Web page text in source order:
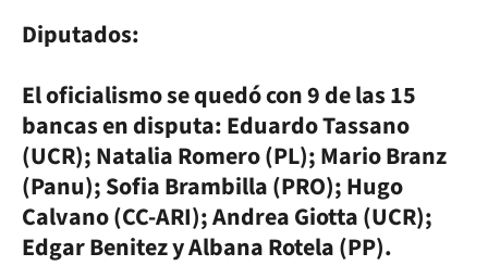
Diputados:
El oficialismo se quedó con 9 de las 15
bancas en disputa: Eduardo Tassano
(UCR); Natalia Romero (PL); Mario Branz
(Panu); Sofia Brambilla (PRO); Hugo
Calvano (CC-ARI); Andrea Giotta (UCR);
Edgar Benitez y Albana Rotela (PP).